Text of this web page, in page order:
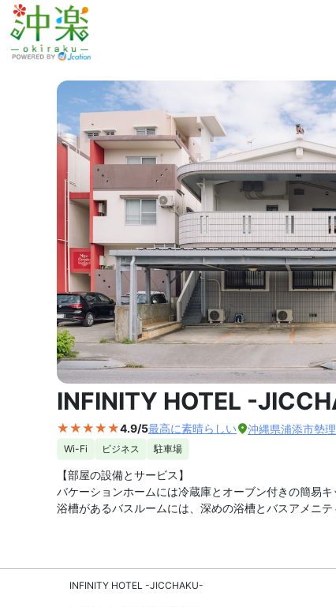
外観の
INFINITY HOTEL -
4.9/5最高に素晴らしい 沖縄県浦添市勢
Wi-Fi ビジネス 駐車場
【部屋の設備とサービス】
バケーションホームには冷蔵庫とオーブン付きの簡易
浴槽があるバスルームには、深めの浴槽とバスアメニ
INFINITY HOTEL -JICCHAKU-